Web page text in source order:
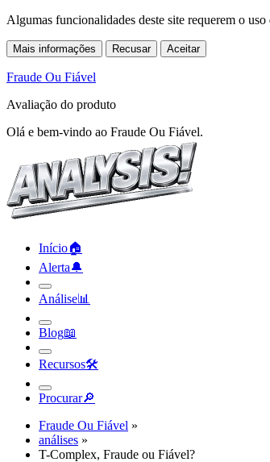
Algumas funcionalidades deste site requerem o
Mais informações Recusar Aceitar
Fraude Ou Fiável
Avaliação do produto
Olá e bem-vindo ao Fraude Ou Fiável.
Início🏠︎
Alerta🔔︎
Análise📊︎
Blog📖︎
Recursos🛠︎
Procurar🔎︎
Fraude Ou Fiável »
análises »
T-Complex, Fraude ou Fiável?